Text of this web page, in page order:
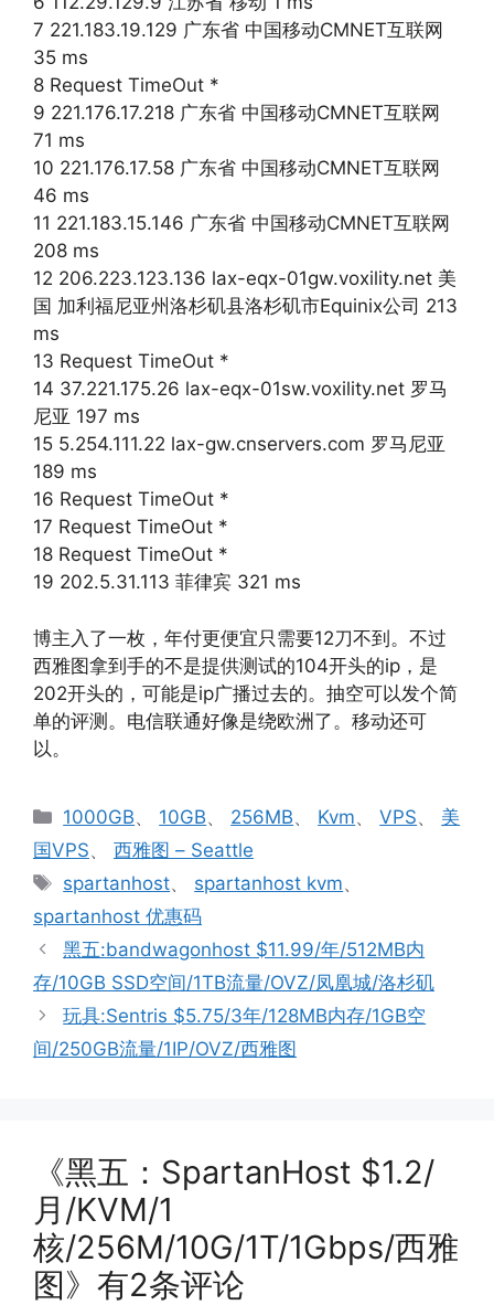
7 221.183.19.129 广东省 中国移动CMNET互联网
35 ms
8 Request TimeOut *
9 221.176.17.218 广东省 中国移动CMNET互联网
71 ms
10 221.176.17.58 广东省 中国移动CMNET互联网
46 ms
11 221.183.15.146 广东省 中国移动CMNET互联网
208 ms
12 206.223.123.136 lax-eqx-01gw.voxility.net 美
国 加利福尼亚州洛杉矶县洛杉矶市Equinix公司 213
ms
13 Request TimeOut *
14 37.221.175.26 lax-eqx-01sw.voxility.net 罗马
尼亚 197 ms
15 5.254.111.22 lax-gw.cnservers.com 罗马尼亚
189 ms
16 Request TimeOut *
17 Request TimeOut *
18 Request TimeOut *
19 202.5.31.113 菲律宾 321 ms
博主入了一枚，年付更便宜只需要12刀不到。不过
西雅图拿到手的不是提供测试的104开头的ip，是
202开头的，可能是ip广播过去的。抽空可以发个简
单的评测。电信联通好像是绕欧洲了。移动还可
以。
分
类
1000GB、 10GB、 256MB、 Kvm、VPS、 美
国VPS、 西雅图 – Seattle
标
签
spartanhost、 spartanhost kvm、
spartanhost 优惠码
黑五:bandwagonhost $11.99/年/512MB内
存/10GB SSD空间/1TB流量/OVZ/凤凰城/洛杉矶
玩具:Sentris $5.75/3年/128MB内存/1GB空
间/250GB流量/1IP/OVZ/西雅图
《黑五：SpartanHost $1.2/
月/KVM/1
核/256M/10G/1T/1Gbps/西雅
图》有2条评论